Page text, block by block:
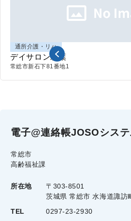
通所介護・リハ
デイサロン彩葉
常総市新石下81番地1
電子@連絡帳JOSOシステ
常総市
高齢福祉課
所在地
〒303-8501
茨城県 常総市 水海道諏訪
TEL
0297-23-2930